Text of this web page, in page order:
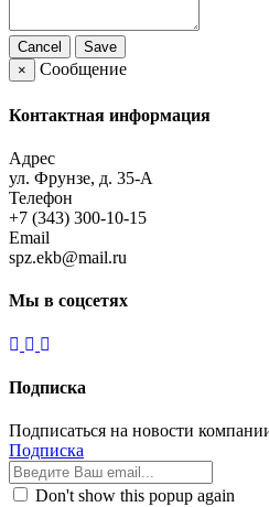
Cancel
Save
×
Сообщение
Контактная информация
Адрес
ул. Фрунзе, д. 35-А
Телефон
+7 (343) 300-10-15
Email
spz.ekb@mail.ru
Мы в соцсетях
Подписка
Подписаться на новости
Подписка
Don't show this popup again